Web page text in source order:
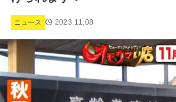
ニュース 2023.11.08